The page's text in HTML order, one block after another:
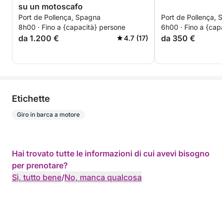
su un motoscafo
Port de Pollença, Spagna
8h00 · Fino a {capacità} persone
da 1.200 € 4.7 (17)
Port de Pollença,
6h00 · Fino a
da 350 €
Etichette
Giro in barca a motore
Hai trovato tutte le informazioni di cui avevi bisogno
per prenotare?
Sì, tutto bene/No, manca qualcosa